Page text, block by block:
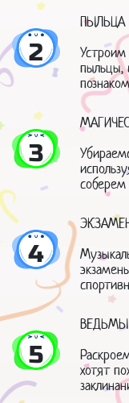
2
ПЫЛЬЦА
пыльцы,
3
соберем
4
5
хотят